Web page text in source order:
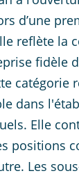
d’une
reflète la
fidèle
catégorie
dans
Elle
positions
Les